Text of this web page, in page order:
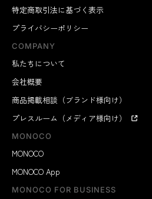
特定商取引法に基づく表示
プライバシーポリシー
COMPANY
私たちについて
会社概要
商品掲載相談（ブランド様向け）
プレスルーム（メディア様向け）
MONOCO
MONOCO
MONOCO App
MONOCO FOR BUSINESS